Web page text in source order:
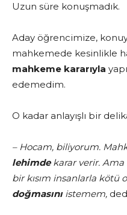
Uzun süre konuşmadık.
Aday öğrencimize,
mahkemede kesinlikle
mahkeme kararıyla
edemedim.
O kadar anlayışlı bir
– Hocam, biliyorum.
lehimdekarar verir. Ama
bir kısım insanlarla kötü
doğmasını istemem,